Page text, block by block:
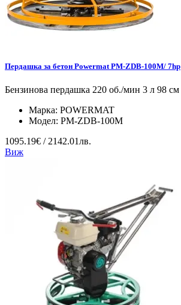
Пердашка за бетон Powermat PM-ZDB-100M/ 7hp
Бензинова пердашка 220 об./мин 3 л 98 см
Марка: POWERMAT
Модел: PM-ZDB-100M
1095.19€ / 2142.01лв.
Виж